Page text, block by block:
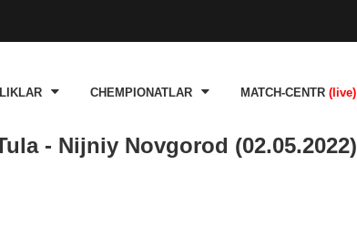
CHEMPIONATLAR MATCH-CENTR (live)
- Nijniy Novgorod (02.05.2022)